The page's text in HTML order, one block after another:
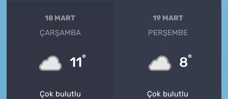
18 MART
ÇARŞAMBA
11°
Çok bulutlu
19 MART
PERŞEMBE
8°
Çok bulutlu